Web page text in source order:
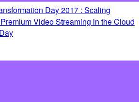
Day 2017 : Scaling
Video Streaming in the Cloud